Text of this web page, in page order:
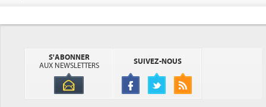
S'ABONNER
AUX NEWSLETTERS
SUIVEZ-NOUS